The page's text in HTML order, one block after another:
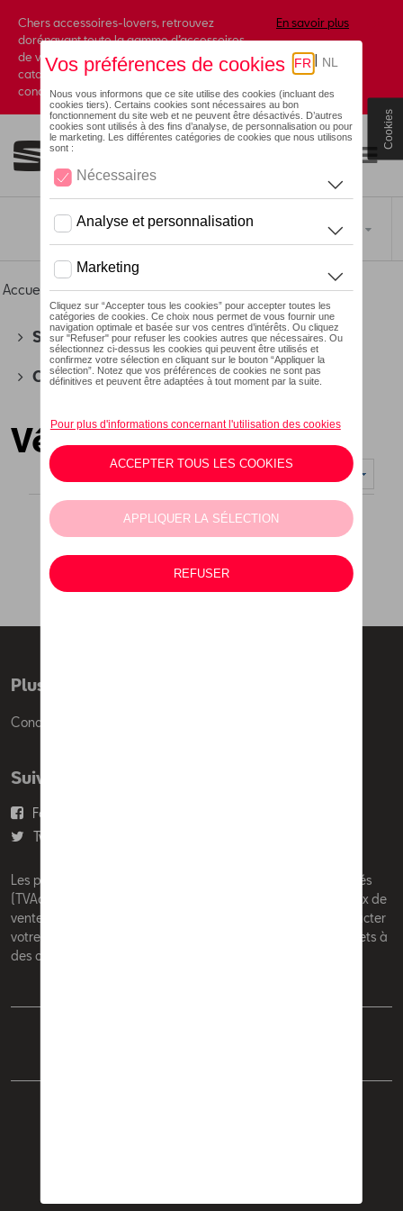
Chers accessoires-lovers, retrouvez
dorénavant toute la gamme d’accessoires
de votre marque préférée sous forme de
catalogue à commander auprès de votre
concessionaire.
En savoir plus
Accueil >Pour vous >T-Roc Collection > Vêtements
SEAT(178)
CUPRA(201)
Vêtements
Plus d'informations
Conditions de vente
Suivez nous
Facebook
Twitter
Les prix affichés sur le présent site sont des prix recommandés
(TVAc), hors éventuels frais de montage. Pour connaitre le prix de
vente actuel et les éventuels frais de montage, veuillez contacter
votre concessionnaire/agent. Les prix recommandés sont sujets à
des changements sans préavis.
Cookies